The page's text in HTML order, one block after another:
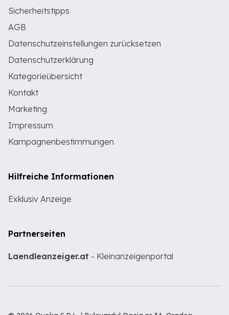
Sicherheitstipps
AGB
Datenschutzeinstellungen zurücksetzen
Datenschutzerklärung
Kategorieübersicht
Kontakt
Marketing
Impressum
Kampagnenbestimmungen
Hilfreiche Informationen
Exklusiv Anzeige
Partnerseiten
Laendleanzeiger.at - Kleinanzeigenportal